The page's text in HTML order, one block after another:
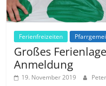
Ferienfreizeiten
Großes
Anmeldung
19. November 2019